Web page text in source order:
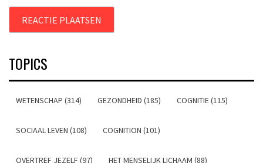
TOPICS
WETENSCHAP (314) GEZONDHEID (185) COGNITIE (115)
SOCIAAL LEVEN (108) COGNITION (101)
OVERTREF JEZELF (97) HET MENSELIJK LICHAAM (88)